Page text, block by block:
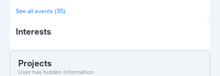
See all events (35)
Interests
Projects
User has hidden information